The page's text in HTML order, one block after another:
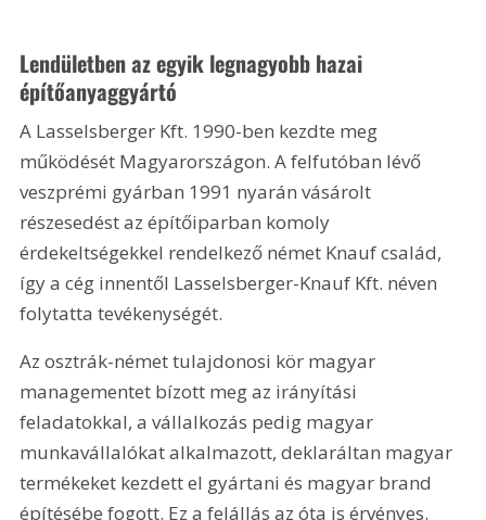
Lendületben az egyik legnagyobb hazai
építőanyaggyártó
A Lasselsberger Kft. 1990-ben kezdte meg
működését Magyarországon. A felfutó­ban lévő
veszprémi gyárban 1991 nyarán vásárolt
részesedést az építőiparban komoly
érdekeltségekkel rendelkező német Knauf család,
így a cég innentől Lasselsberger-Knauf Kft. néven
folytatta tevékenységét.
Az osztrák-német tulajdonosi kör magyar
managementet bízott meg az irányítási
feladatokkal, a vállalkozás pedig magyar
munkavállalókat alkalmazott, deklaráltan magyar
termékeket kezdett el gyártani és magyar brand
építésébe fogott. Ez a felállás az óta is érvényes.